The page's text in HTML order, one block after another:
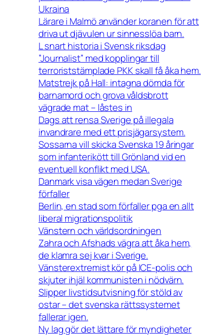
Ukraina
Lärare i Malmö använder koranen för att
driva ut djävulen ur sinnesslöa barn.
L snart historia i Svensk riksdag
”Journalist” med kopplingar till
terroriststämplade PKK skall få åka hem.
Matstrejk på Hall: intagna dömda för
barnamord och grova våldsbrott
vägrade mat – låstes in
Dags att rensa Sverige på illegala
invandrare med ett prisjägarsystem.
Sossarna vill skicka Svenska 19 åringar
som infanterikött till Grönland vid en
eventuell konflikt med USA.
Danmark visa vägen medan Sverige
förfaller
Berlin, en stad som förfaller pga en allt
liberal migrationspolitik
Vänstern och världsordningen
Zahra och Afshads vägra att åka hem,
de klamra sej kvar i Sverige.
Vänsterextremist kör på ICE-polis och
skjuter ihjäl kommunisten i nödvärn.
Slipper livstidsutvisning för stöld av
ostar – det svenska rättssystemet
fallerar igen.
Ny lag gör det lättare för myndigheter